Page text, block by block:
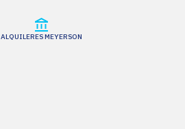
ALQUILERES MEYERSON